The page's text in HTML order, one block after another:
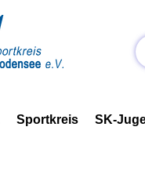
Sportkreis SK-